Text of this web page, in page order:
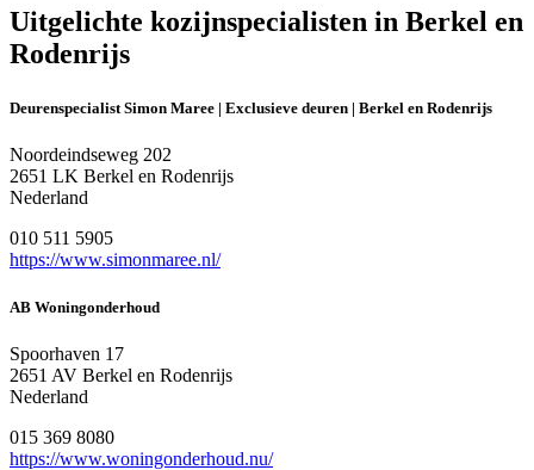
Uitgelichte kozijnspecialisten in Berkel en
Rodenrijs
Deurenspecialist Simon Maree | Exclusieve deuren | Berkel en Rodenrijs
Noordeindseweg 202
2651 LK Berkel en Rodenrijs
Nederland
010 511 5905
https://www.simonmaree.nl/
AB Woningonderhoud
Spoorhaven 17
2651 AV Berkel en Rodenrijs
Nederland
015 369 8080
https://www.woningonderhoud.nu/